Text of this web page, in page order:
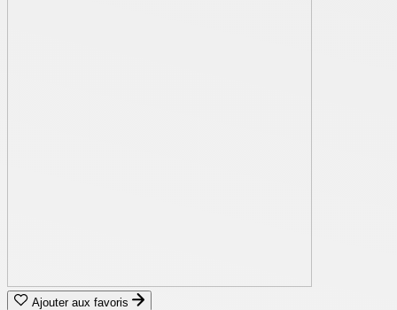
Ajouter aux favoris